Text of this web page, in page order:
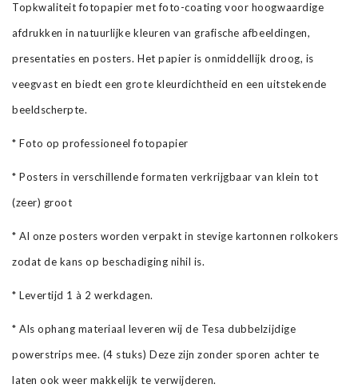
Topkwaliteit fotopapier met foto-coating voor hoogwaardige
afdrukken in natuurlijke kleuren van grafische afbeeldingen,
presentaties en posters. Het papier is onmiddellijk droog, is
veegvast en biedt een grote kleurdichtheid en een uitstekende
beeldscherpte.
* Foto op professioneel fotopapier
* Posters in verschillende formaten verkrijgbaar van klein tot
(zeer) groot
* Al onze posters worden verpakt in stevige kartonnen rolkokers
zodat de kans op beschadiging nihil is.
* Levertijd 1 à 2 werkdagen.
* Als ophang materiaal leveren wij de Tesa dubbelzijdige
powerstrips mee. (4 stuks) Deze zijn zonder sporen achter te
laten ook weer makkelijk te verwijderen.